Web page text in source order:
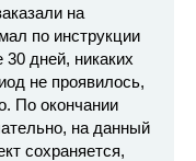
на
по инструкции
30 дней, никаких
не проявилось,
По окончании
на данный
сохраняется,